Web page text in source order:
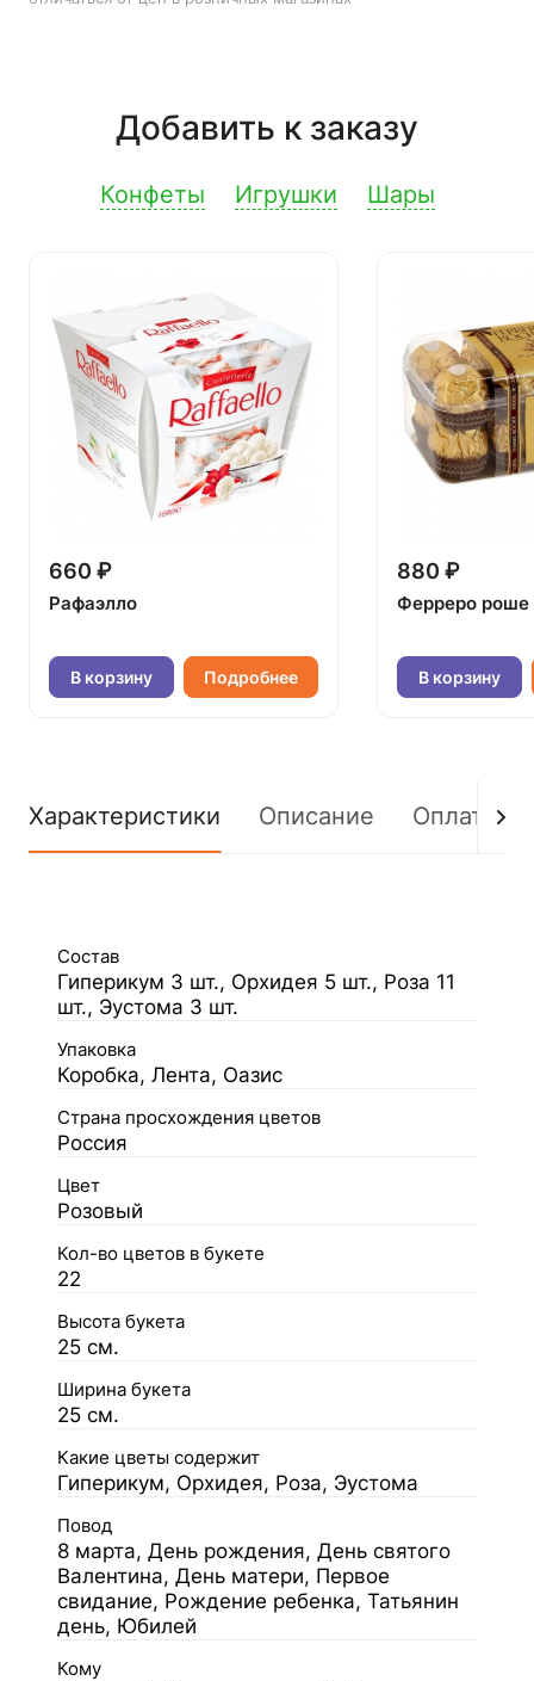
Добавить к заказу
Конфеты Игрушки Шары
660 ₽
Рафаэлло
В корзину Подробнее
880 ₽
Ферреро роше
В корзину
Характеристики Описание Оплата
Состав
Гиперикум 3 шт., Орхидея 5 шт., Роза 11
шт., Эустома 3 шт.
Упаковка
Коробка, Лента, Оазис
Страна просхождения цветов
Россия
Цвет
Розовый
Кол-во цветов в букете
22
Высота букета
25 см.
Ширина букета
25 см.
Какие цветы содержит
Гиперикум, Орхидея, Роза, Эустома
Повод
8 марта, День рождения, День святого
Валентина, День матери, Первое
свидание, Рождение ребенка, Татьянин
день, Юбилей
Кому